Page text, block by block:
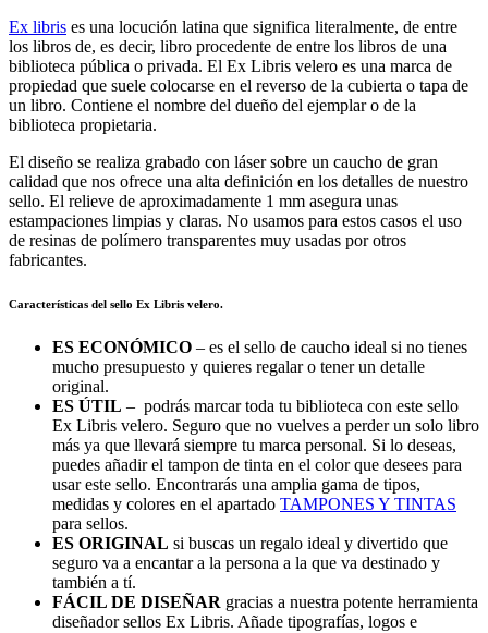
Ex libris es una locución latina que significa literalmente, de entre
los libros de, es decir, libro procedente de entre los libros de una
biblioteca pública o privada. El Ex Libris velero es una marca de
propiedad que suele colocarse en el reverso de la cubierta o tapa de
un libro. Contiene el nombre del dueño del ejemplar o de la
biblioteca propietaria.
El diseño se realiza grabado con láser sobre un caucho de gran
calidad que nos ofrece una alta definición en los detalles de nuestro
sello. El relieve de aproximadamente 1 mm asegura unas
estampaciones limpias y claras. No usamos para estos casos el uso
de resinas de polímero transparentes muy usadas por otros
fabricantes.
Características del sello Ex Libris velero.
ES ECONÓMICO – es el sello de caucho ideal si no tienes
mucho presupuesto y quieres regalar o tener un detalle
original.
ES ÚTIL – podrás marcar toda tu biblioteca con este sello
Ex Libris velero. Seguro que no vuelves a perder un solo libro
más ya que llevará siempre tu marca personal. Si lo deseas,
puedes añadir el tampon de tinta en el color que desees para
usar este sello. Encontrarás una amplia gama de tipos,
medidas y colores en el apartado TAMPONES Y TINTAS
para sellos.
ES ORIGINAL si buscas un regalo ideal y divertido que
seguro va a encantar a la persona a la que va destinado y
también a tí.
FÁCIL DE DISEÑAR gracias a nuestra potente herramienta
diseñador sellos Ex Libris. Añade tipografías, logos e